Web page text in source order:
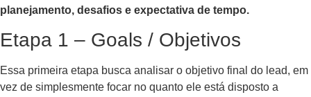
planejamento, desafios e expectativa de tempo.
Etapa 1 – Goals / Objetivos
Essa primeira etapa busca analisar o objetivo final do lead, em
vez de simplesmente focar no quanto ele está disposto a